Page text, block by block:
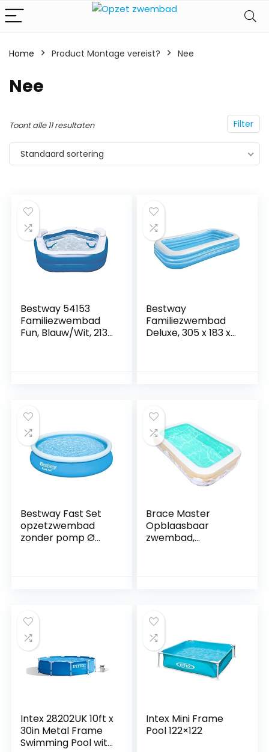
Home Product Montage vereist? ‎Nee
‎Nee
Filter
Toont alle 11 resultaten
Standaard sortering
Bestway 54153
Familiezwembad
Fun, Blauw/Wit, 213
Bestway
Familiezwembad
Deluxe, 305 x 183 x
Bestway Fast Set
opzetzwembad
zonder pomp Ø
Brace Master
Opblaasbaar
zwembad,
volwassenen,
baby’s, outdoor,
tuin, groen
Intex 28202UK 10ft x
30in Metal Frame
Swimming Pool with
Intex Mini Frame
Pool 122×122